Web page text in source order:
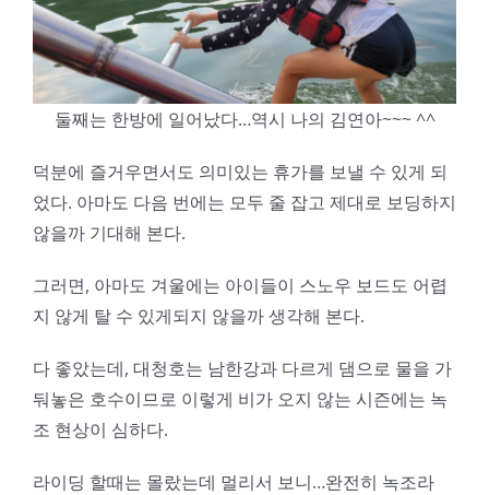
둘째는 한방에 일어났다…역시 나의 김연아~~~ ^^
덕분에 즐거우면서도 의미있는 휴가를 보낼 수 있게 되
었다. 아마도 다음 번에는 모두 줄 잡고 제대로 보딩하지
않을까 기대해 본다.
그러면, 아마도 겨울에는 아이들이 스노우 보드도 어렵
지 않게 탈 수 있게되지 않을까 생각해 본다.
다 좋았는데, 대청호는 남한강과 다르게 댐으로 물을 가
둬놓은 호수이므로 이렇게 비가 오지 않는 시즌에는 녹
조 현상이 심하다.
라이딩 할때는 몰랐는데 멀리서 보니…완전히 녹조라